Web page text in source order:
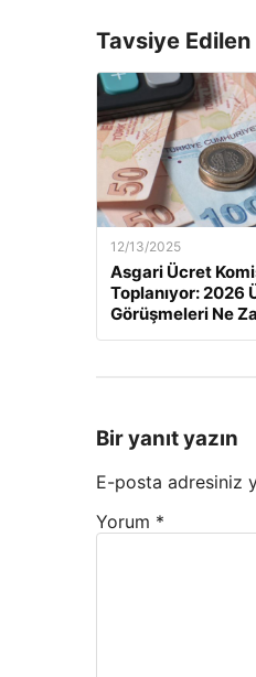
Tavsiye
12/13/2025
Asgari Ücret
Toplanıyor: 2026
Görüşmeleri Ne
Bir yanıt yazın
E-posta adresiniz
Yorum *